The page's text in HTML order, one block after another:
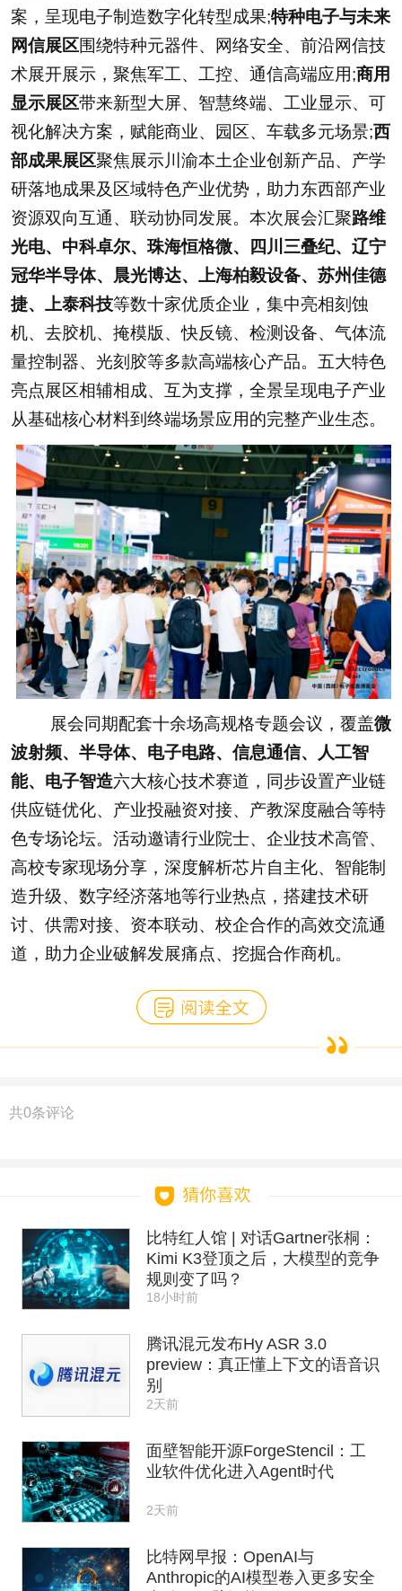
案，呈现电子制造数字化转型成果;特种电子与未来
网信展区围绕特种元器件、网络安全、前沿网信技
术展开展示，聚焦军工、工控、通信高端应用;商用
显示展区带来新型大屏、智慧终端、工业显示、可
视化解决方案，赋能商业、园区、车载多元场景;西
部成果展区聚焦展示川渝本土企业创新产品、产学
研落地成果及区域特色产业优势，助力东西部产业
资源双向互通、联动协同发展。本次展会汇聚路维
光电、中科卓尔、珠海恒格微、四川三叠纪、辽宁
冠华半导体、晨光博达、上海柏毅设备、苏州佳德
捷、上泰科技等数十家优质企业，集中亮相刻蚀
机、去胶机、掩模版、快反镜、检测设备、气体流
量控制器、光刻胶等多款高端核心产品。五大特色
亮点展区相辅相成、互为支撑，全景呈现电子产业
从基础核心材料到终端场景应用的完整产业生态。
展会同期配套十余场高规格专题会议，覆盖微
波射频、半导体、电子电路、信息通信、人工智
能、电子智造六大核心技术赛道，同步设置产业链
供应链优化、产业投融资对接、产教深度融合等特
色专场论坛。活动邀请行业院士、企业技术高管、
高校专家现场分享，深度解析芯片自主化、智能制
造升级、数字经济落地等行业热点，搭建技术研
讨、供需对接、资本联动、校企合作的高效交流通
道，助力企业破解发展痛点、挖掘合作商机。
共0条评论
比特红人馆 | 对话Gartner张桐：
Kimi K3登顶之后，大模型的竞争
规则变了吗？
18小时前
腾讯混元发布Hy ASR 3.0
preview：真正懂上下文的语音识
别
2天前
面壁智能开源ForgeStencil：工
业软件优化进入Agent时代
2天前
比特网早报：OpenAI与
Anthropic的AI模型卷入更多安全